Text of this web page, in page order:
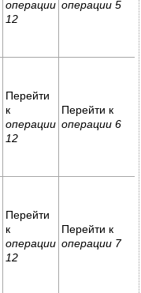
операции
12
операции 5
Перейти
к
операции
12
Перейти к
операции 6
Перейти
к
операции
12
Перейти к
операции 7